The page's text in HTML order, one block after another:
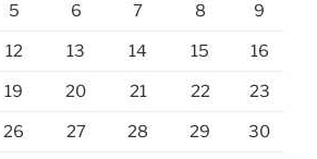
5 6 7 8 9
12 13 14 15 16
19 20 21 22 23
26 27 28 29 30